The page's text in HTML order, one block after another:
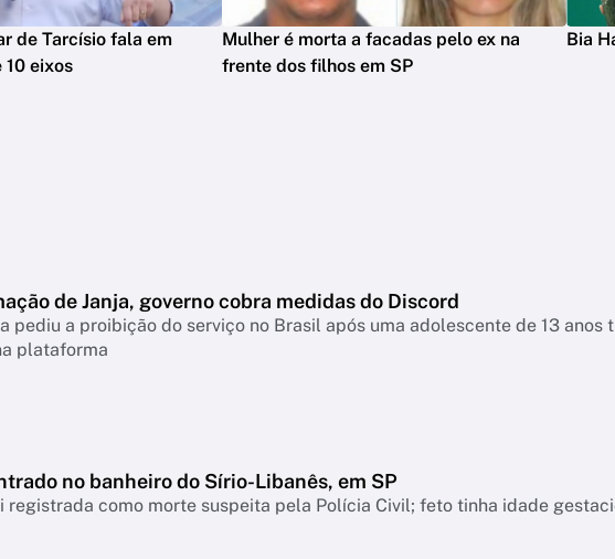
de Tarcísio fala em
10 eixos
Mulher é morta a facadas pelo ex na
frente dos filhos em SP
Bia
de Janja, governo cobra medidas do Discord
pediu a proibição do serviço no Brasil após uma adolescente de 13 anos
plataforma
no banheiro do Sírio-Libanês, em SP
registrada como morte suspeita pela Polícia Civil; feto tinha idade